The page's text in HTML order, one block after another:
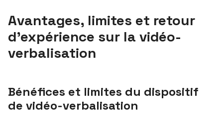
Avantages, limites et retour
d’expérience sur la vidéo-
verbalisation
Bénéfices et limites du dispositif
de vidéo-verbalisation